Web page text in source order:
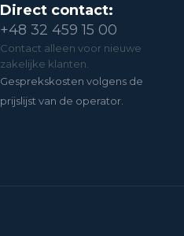
Direct contact:
+48 32 459 15 00
Contact alleen voor nieuwe
zakelijke klanten.
Gesprekskosten volgens de
prijslijst van de operator.